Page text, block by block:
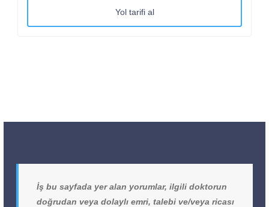
Yol tarifi al
İş bu sayfada yer alan yorumlar, ilgili doktorun
doğrudan veya dolaylı emri, talebi ve/veya ricası